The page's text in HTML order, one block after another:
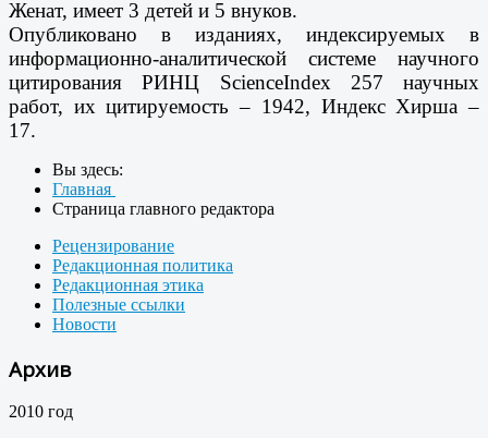
Женат, имеет 3 детей и 5 внуков.
Опубликовано в изданиях, индексируемых в
информационно-аналитической системе научного
цитирования РИНЦ ScienceIndex 257 научных
работ, их цитируемость – 1942, Индекс Хирша –
17.
Вы здесь:
Главная
Страница главного редактора
Рецензирование
Редакционная политика
Редакционная этика
Полезные ссылки
Новости
Архив
2010 год